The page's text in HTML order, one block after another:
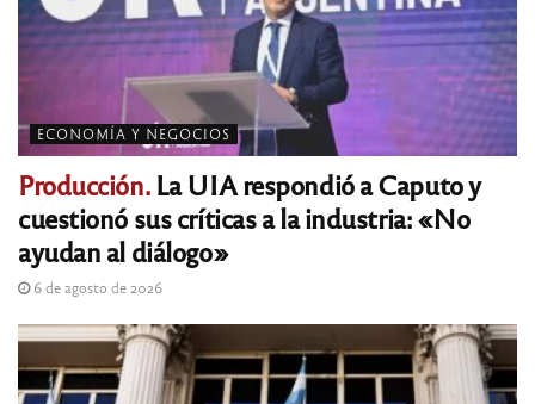
ECONOMÍA Y NEGOCIOS
Producción.La UIA respondió a Caputo y
cuestionó sus críticas a la industria: «No
ayudan al diálogo»
6 de agosto de 2026